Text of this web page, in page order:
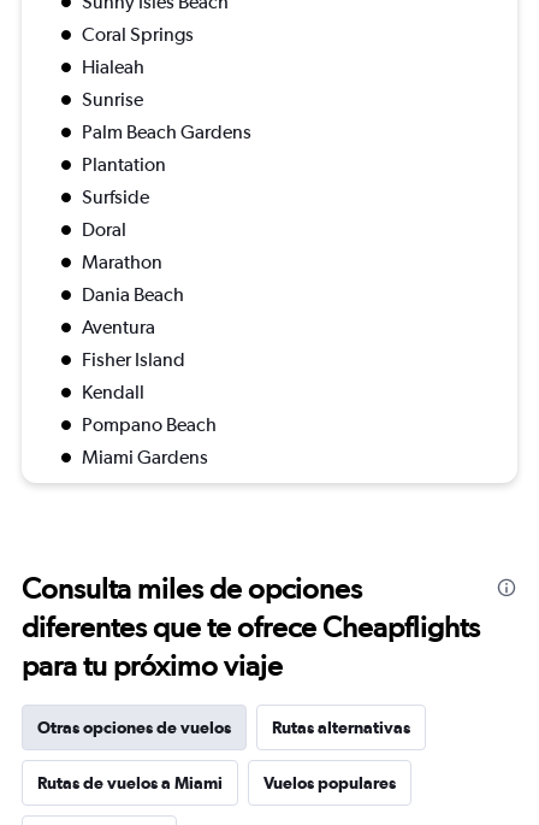
Coral Springs
Hialeah
Sunrise
Palm Beach Gardens
Plantation
Surfside
Doral
Marathon
Dania Beach
Aventura
Fisher Island
Kendall
Pompano Beach
Miami Gardens
Consulta miles de opciones
diferentes que te ofrece Cheapflights
para tu próximo viaje
Otras opciones de vuelos Rutas alternativas
Rutas de vuelos a Miami Vuelos populares